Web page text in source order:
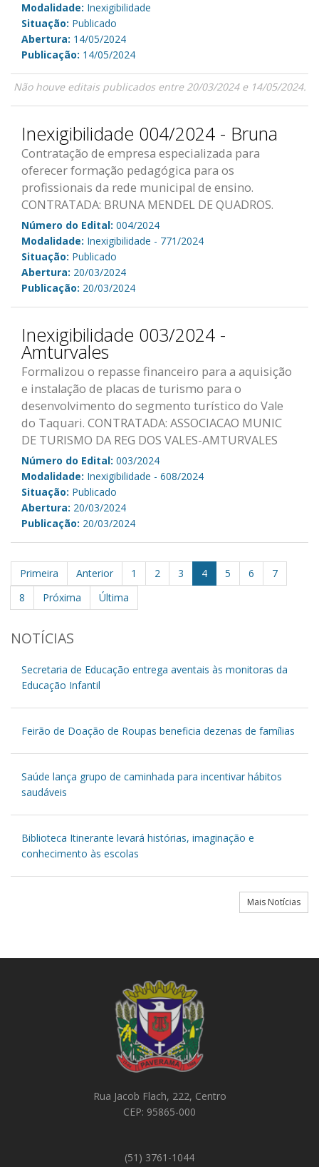
Modalidade: Inexigibilidade
Situação: Publicado
Abertura: 14/05/2024
Publicação: 14/05/2024
Não houve editais publicados entre 20/03/2024 e 14/05/2024.
Inexigibilidade 004/2024 - Bruna
Contratação de empresa especializada para
oferecer formação pedagógica para os
profissionais da rede municipal de ensino.
CONTRATADA: BRUNA MENDEL DE QUADROS.
Número do Edital: 004/2024
Modalidade: Inexigibilidade - 771/2024
Situação: Publicado
Abertura: 20/03/2024
Publicação: 20/03/2024
Inexigibilidade 003/2024 -
Amturvales
Formalizou o repasse financeiro para a aquisição
e instalação de placas de turismo para o
desenvolvimento do segmento turístico do Vale
do Taquari. CONTRATADA: ASSOCIACAO MUNIC
DE TURISMO DA REG DOS VALES-AMTURVALES
Número do Edital: 003/2024
Modalidade: Inexigibilidade - 608/2024
Situação: Publicado
Abertura: 20/03/2024
Publicação: 20/03/2024
Primeira Anterior 1 2 3 4 5 6
7
8
Próxima Última
NOTÍCIAS
Secretaria de Educação entrega aventais às monitoras da
Educação Infantil
Feirão de Doação de Roupas beneficia dezenas de famílias
Saúde lança grupo de caminhada para incentivar hábitos
saudáveis
Biblioteca Itinerante levará histórias, imaginação e
conhecimento às escolas
Mais Notícias
Rua Jacob Flach, 222, Centro
CEP: 95865-000
(51) 3761-1044